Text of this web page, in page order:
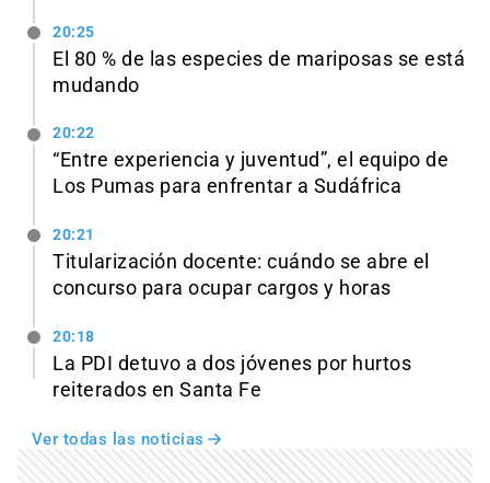
20:25
El 80 % de las especies de mariposas se está
mudando
20:22
“Entre experiencia y juventud”, el equipo de
Los Pumas para enfrentar a Sudáfrica
20:21
Titularización docente: cuándo se abre el
concurso para ocupar cargos y horas
20:18
La PDI detuvo a dos jóvenes por hurtos
reiterados en Santa Fe
Ver todas las noticias